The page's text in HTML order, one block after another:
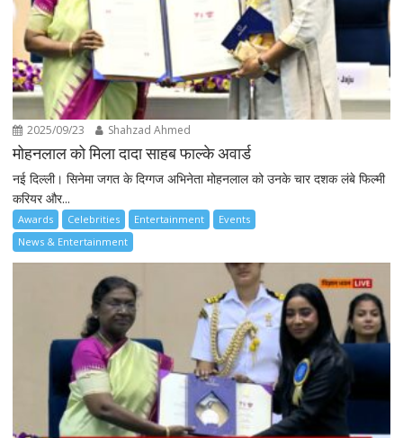
2025/09/23 Shahzad Ahmed
मोहनलाल को मिला दादा साहब फाल्के अवार्ड
नई दिल्ली। सिनेमा जगत के दिग्गज अभिनेता मोहनलाल को उनके चार दशक लंबे फिल्मी
करियर और...
Awards Celebrities Entertainment
Events
News & Entertainment